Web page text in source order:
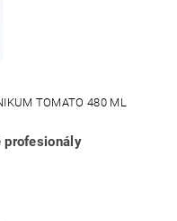
TOMATO 480 ML
profesionály